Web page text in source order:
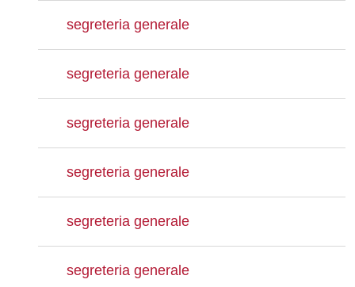
segreteria generale
segreteria generale
segreteria generale
segreteria generale
segreteria generale
segreteria generale